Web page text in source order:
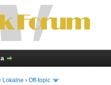
Lokalne › Off-topic